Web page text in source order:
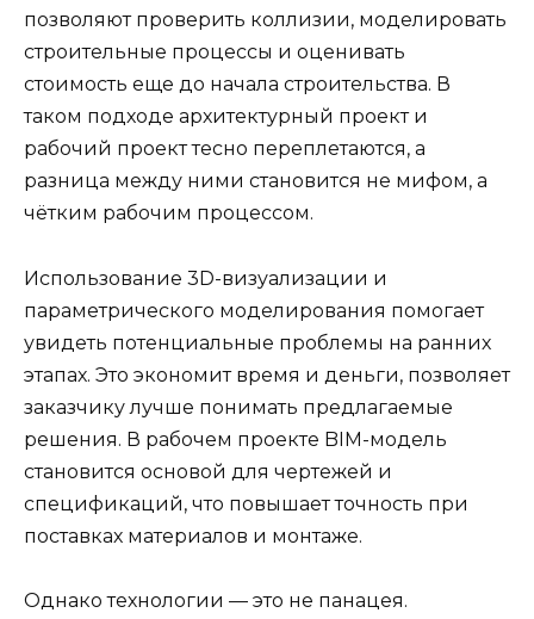
позволяют проверить коллизии, моделировать
строительные процессы и оценивать
стоимость еще до начала строительства. В
таком подходе архитектурный проект и
рабочий проект тесно переплетаются, а
разница между ними становится не мифом, а
чётким рабочим процессом.
Использование 3D-визуализации и
параметрического моделирования помогает
увидеть потенциальные проблемы на ранних
этапах. Это экономит время и деньги, позволяет
заказчику лучше понимать предлагаемые
решения. В рабочем проекте BIM-модель
становится основой для чертежей и
спецификаций, что повышает точность при
поставках материалов и монтаже.
Однако технологии — это не панацея.